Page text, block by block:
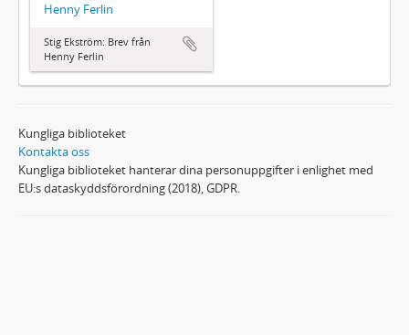
Henny Ferlin
Stig Ekström: Brev från
Henny Ferlin
Kungliga biblioteket
Kontakta oss
Kungliga biblioteket hanterar dina personuppgifter i enlighet med
EU:s dataskyddsförordning (2018), GDPR.